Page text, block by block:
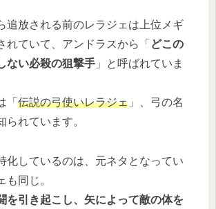
追放される前のレラジェは上位メギ
れていて、アンドラスから「 どこの
ない必殺の狙撃手 」と呼ばれていま
「 伝説の弓使いレラジェ 」、弓の名
られています。
化しているのは、元ネタとなってい
も同じ。
を引き起こし、矢によって敵の体を